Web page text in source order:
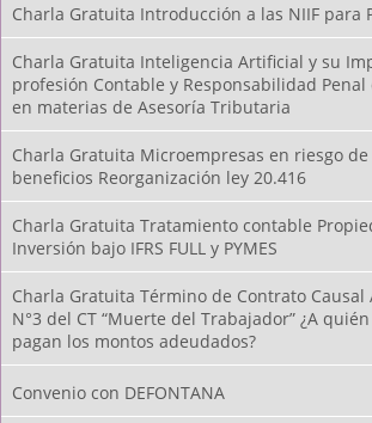
Charla Gratuita Introducción a las NIIF para
Charla Gratuita Inteligencia Artificial y su
profesión Contable y Responsabilidad Penal
en materias de Asesoría Tributaria
Charla Gratuita Microempresas en riesgo de
beneficios Reorganización ley 20.416
Charla Gratuita Tratamiento contable
Inversión bajo IFRS FULL y PYMES
Charla Gratuita Término de Contrato Causal
N°3 del CT “Muerte del Trabajador” ¿A
pagan los montos adeudados?
Convenio con DEFONTANA